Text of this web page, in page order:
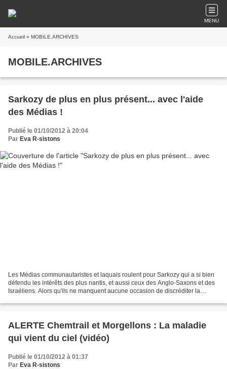
MENU
Accueil » MOBILE.ARCHIVES
MOBILE.ARCHIVES
Sarkozy de plus en plus présent... avec l'aide
des Médias !
Publié le 01/10/2012 à 20:04
Par Eva R-sistons
Les Médias communautaristes et laquais roulent pour Sarkozy qui a si bien
défendu les intérêts des plus nantis, et aussi ceux des Anglo-Saxons et des
Israéliens. Alors qu'ils ne manquent aucune occasion de discréditer la
ALERTE Chemtrail et Morgellons : La maladie
qui vient du ciel (vidéo)
Publié le 01/10/2012 à 01:37
Par Eva R-sistons